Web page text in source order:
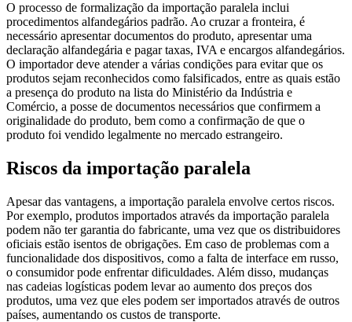
O processo de formalização da importação paralela inclui
procedimentos alfandegários padrão. Ao cruzar a fronteira, é
necessário apresentar documentos do produto, apresentar uma
declaração alfandegária e pagar taxas, IVA e encargos alfandegários.
O importador deve atender a várias condições para evitar que os
produtos sejam reconhecidos como falsificados, entre as quais estão
a presença do produto na lista do Ministério da Indústria e
Comércio, a posse de documentos necessários que confirmem a
originalidade do produto, bem como a confirmação de que o
produto foi vendido legalmente no mercado estrangeiro.
Riscos da importação paralela
Apesar das vantagens, a importação paralela envolve certos riscos.
Por exemplo, produtos importados através da importação paralela
podem não ter garantia do fabricante, uma vez que os distribuidores
oficiais estão isentos de obrigações. Em caso de problemas com a
funcionalidade dos dispositivos, como a falta de interface em russo,
o consumidor pode enfrentar dificuldades. Além disso, mudanças
nas cadeias logísticas podem levar ao aumento dos preços dos
produtos, uma vez que eles podem ser importados através de outros
países, aumentando os custos de transporte.